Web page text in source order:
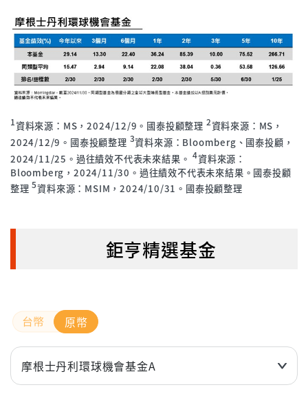
1資料來源：MS，2024/12/9。國泰投顧整理 2資料來源：MS，
2024/12/9。國泰投顧整理 3資料來源：Bloomberg、國泰投顧，
2024/11/25。過往績效不代表未來結果。4資料來源：
Bloomberg，2024/11/30。過往績效不代表未來結果。國泰投顧
整理5資料來源：MSIM，2024/10/31。國泰投顧整理
鉅亨精選基金
原幣
摩根士丹利環球機會基金A